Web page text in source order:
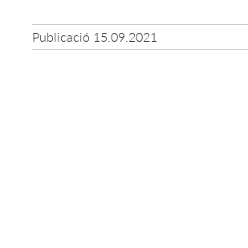
Publicació 15.09.2021